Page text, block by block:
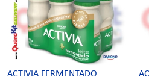
ACTIVIA FERMENTADO